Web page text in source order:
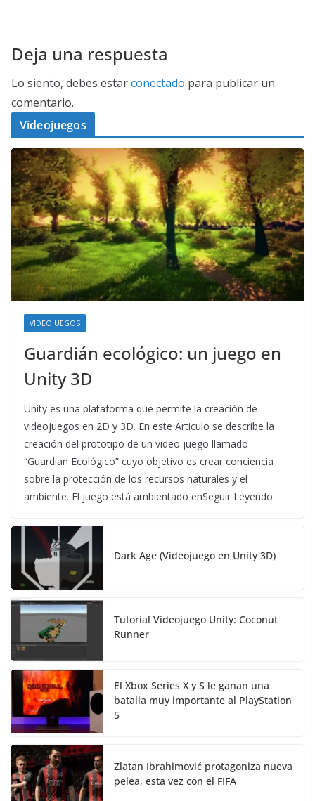
Deja una respuesta
Lo siento, debes estarconectado para publicar un
comentario.
Videojuegos
VIDEOJUEGOS
Guardián ecológico: un juego en
Unity 3D
Unity es una plataforma que permite la creación de
videojuegos en 2D y 3D. En este Articulo se describe la
creación del prototipo de un video juego llamado
“Guardian Ecológico” cuyo objetivo es crear conciencia
sobre la protección de los recursos naturales y el
ambiente. El juego está ambientado enSeguir Leyendo
Dark Age (Videojuego en Unity 3D)
Tutorial Videojuego Unity: Coconut
Runner
El Xbox Series X y S le ganan una
batalla muy importante al PlayStation
5
Zlatan Ibrahimović protagoniza nueva
pelea, esta vez con el FIFA